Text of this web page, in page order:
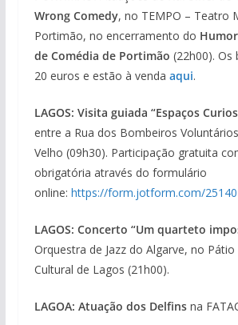
Wrong Comedy, no TEMPO – Teatro
Portimão, no encerramento do
de Comédia de Portimão (22h00). Os
20 euros e estão à venda aqui.
LAGOS: Visita guiada “Espaços
entre a Rua dos Bombeiros
Velho (09h30). Participação gratuita
obrigatória através do formulário
online: https://form.jotform.com/
LAGOS: Concerto “Um quarteto
Orquestra de Jazz do Algarve, no
Cultural de Lagos (21h00).
LAGOA: Atuação dos Delfins na